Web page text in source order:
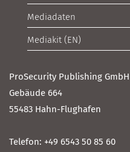
Mediadaten
Mediakit (EN)
ProSecurity Publishing GmbH
Gebäude 664
55483 Hahn-Flughafen
Telefon: +49 6543 50 85 60